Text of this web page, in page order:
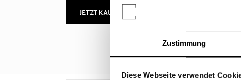
Zustimmung
Diese Webseite verwendet
JETZT KAUFEN